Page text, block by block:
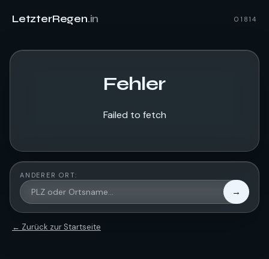
LetzterRegen.in 01814
Fehler
Failed to fetch
ANDERER ORT:
→
← Zurück zur Startseite